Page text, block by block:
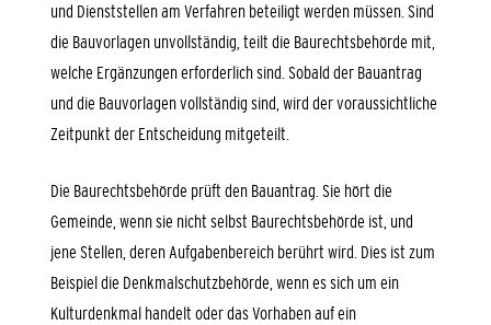
und Dienststellen am Verfahren beteiligt werden müssen. Sind
die Bauvorlagen unvollständig, teilt die Baurechtsbehörde mit,
welche Ergänzungen erforderlich sind. Sobald der Bauantrag
und die Bauvorlagen vollständig sind, wird der voraussichtliche
Zeitpunkt der Entscheidung mitgeteilt.
Die Baurechtsbehörde prüft den Bauantrag. Sie hört die
Gemeinde, wenn sie nicht selbst Baurechtsbehörde ist, und
jene Stellen, deren Aufgabenbereich berührt wird. Dies ist zum
Beispiel die Denkmalschutzbehörde, wenn es sich um ein
Kulturdenkmal handelt oder das Vorhaben auf ein